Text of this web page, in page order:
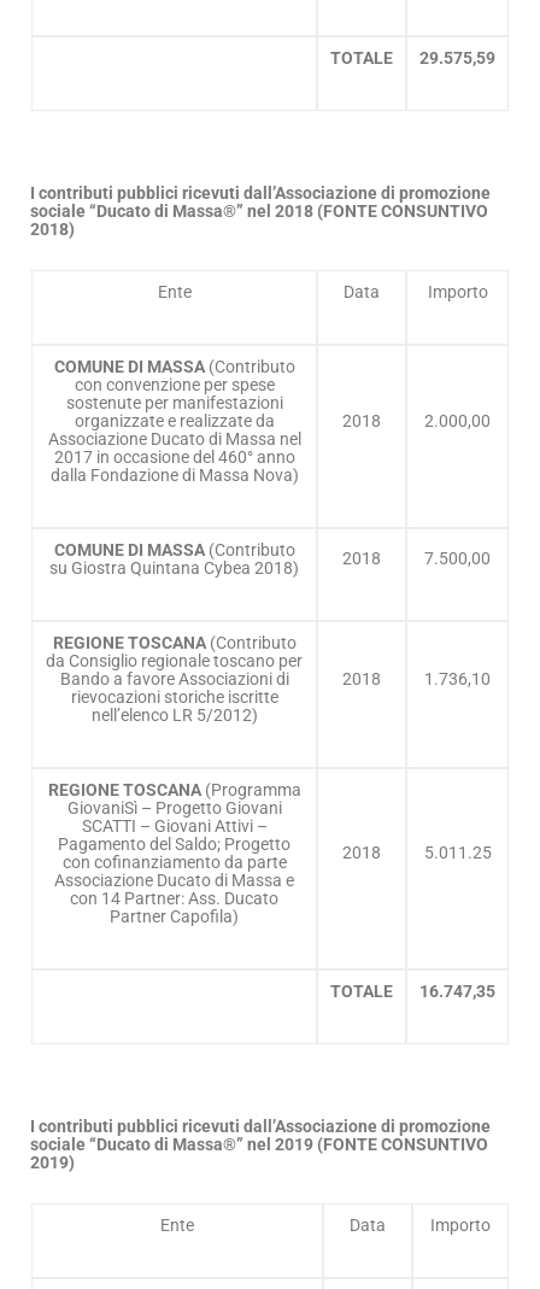
TOTALE 29.575,59
I contributi pubblici ricevuti dall’Associazione di promozione
sociale “Ducato di Massa®” nel 2018 (FONTE CONSUNTIVO
2018)
Ente Data Importo
COMUNE DI MASSA(Contributo
con convenzione per spese
sostenute per manifestazioni
organizzate e realizzate da
Associazione Ducato di Massa nel
2017 in occasione del 460° anno
dalla Fondazione di Massa Nova)
2018 2.000,00
COMUNE DI MASSA(Contributo
su Giostra Quintana Cybea 2018)
2018 7.500,00
REGIONE TOSCANA(Contributo
da Consiglio regionale toscano per
Bando a favore Associazioni di
rievocazioni storiche iscritte
nell’elenco LR 5/2012)
2018 1.736,10
REGIONE TOSCANA(Programma
GiovaniSì – Progetto Giovani
SCATTI – Giovani Attivi –
Pagamento del Saldo; Progetto
con cofinanziamento da parte
Associazione Ducato di Massa e
con 14 Partner: Ass. Ducato
Partner Capofila)
2018 5.011.25
TOTALE 16.747,35
I contributi pubblici ricevuti dall’Associazione di promozione
sociale “Ducato di Massa®” nel 2019 (FONTE CONSUNTIVO
2019)
Ente Data Importo